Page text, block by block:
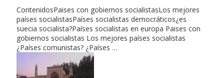
ContenidosPaises con gobiernos socialistasLos mejores
países socialistasPaíses socialistas democráticos¿es
suecia socialista?Países socialistas en europa Paises con
gobiernos socialistas Los mejores países socialistas
¿Países comunistas? ¿Países …